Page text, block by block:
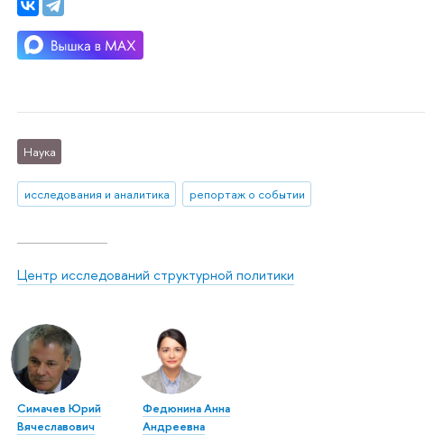
Наука
исследования и аналитика репортаж о событии
Центр исследований структурной политики
Симачев Юрий
Вячеславович
Федюнина Анна
Андреевна